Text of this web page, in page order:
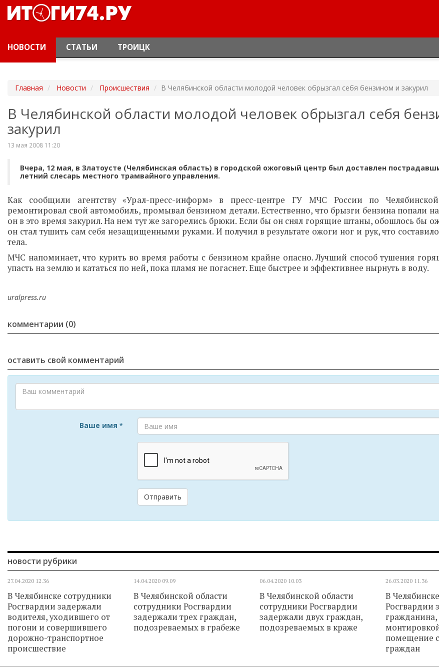
НОВОСТИ СТАТЬИ ТРОИЦК
Главная Новости Происшествия В Челябинской области молодой человек обрызгал себя бензином и закурил
В Челябинской области молодой человек обрызгал себя
закурил
13 мая 2008 11:20
Вчера, 12 мая, в Златоусте (Челябинская область) в городской ожоговый центр был доставлен
летний слесарь местного трамвайного управления.
Как сообщили агентству «Урал-пресс-информ» в пресс-центре ГУ МЧС России по
ремонтировал свой автомобиль, промывал бензином детали. Естественно, что брызги бензина попали
он в это время закурил. На нем тут же загорелись брюки. Если бы он снял горящие штаны, обошлось бы
он стал тушить сам себя незащищенными руками. И получил в результате ожоги ног и рук, что
тела.
МЧС напоминает, что курить во время работы с бензином крайне опасно. Лучший способ тушения
упасть на землю и кататься по ней, пока пламя не погаснет. Еще быстрее и эффективнее нырнуть в воду.
uralpress.ru
комментарии (0)
оставить свой комментарий
Ваше имя *
Отправить
новости рубрики
27.04.2020 12.36
В Челябинске сотрудники
Росгвардии задержали
водителя, уходившего от
погони и совершившего
дорожно-транспортное
происшествие
14.04.2020 09.09
В Челябинской области
сотрудники Росгвардии
задержали трех граждан,
подозреваемых в грабеже
06.04.2020 10.03
В Челябинской области
сотрудники Росгвардии
задержали двух граждан,
подозреваемых в краже
26.03.2020 11.36
В
Росгвардии
помещение
граждан